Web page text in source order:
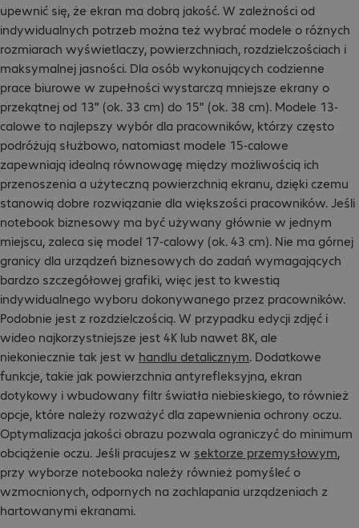
upewnić się, że ekran ma dobrą jakość. W zależności od
indywidualnych potrzeb można też wybrać modele o różnych
rozmiarach wyświetlaczy, powierzchniach, rozdzielczościach i
maksymalnej jasności. Dla osób wykonujących codzienne
prace biurowe w zupełności wystarczą mniejsze ekrany o
przekątnej od 13" (ok. 33 cm) do 15" (ok. 38 cm). Modele 13-
calowe to najlepszy wybór dla pracowników, którzy często
podróżują służbowo, natomiast modele 15-calowe
zapewniają idealną równowagę między możliwością ich
przenoszenia a użyteczną powierzchnią ekranu, dzięki czemu
stanowią dobre rozwiązanie dla większości pracowników. Jeśli
notebook biznesowy ma być używany głównie w jednym
miejscu, zaleca się model 17-calowy (ok. 43 cm). Nie ma górnej
granicy dla urządzeń biznesowych do zadań wymagających
bardzo szczegółowej grafiki, więc jest to kwestią
indywidualnego wyboru dokonywanego przez pracowników.
Podobnie jest z rozdzielczością. W przypadku edycji zdjęć i
wideo najkorzystniejsze jest 4K lub nawet 8K, ale
niekoniecznie tak jest w handlu detalicznym. Dodatkowe
funkcje, takie jak powierzchnia antyrefleksyjna, ekran
dotykowy i wbudowany filtr światła niebieskiego, to również
opcje, które należy rozważyć dla zapewnienia ochrony oczu.
Optymalizacja jakości obrazu pozwala ograniczyć do minimum
obciążenie oczu. Jeśli pracujesz w sektorze przemysłowym,
przy wyborze notebooka należy również pomyśleć o
wzmocnionych, odpornych na zachlapania urządzeniach z
hartowanymi ekranami.